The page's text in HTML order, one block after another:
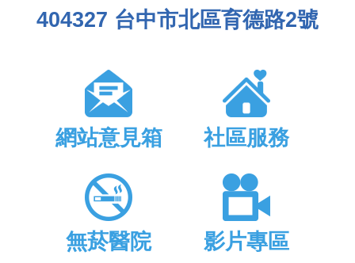
404327 台中市北區育德路2號
網站意見箱 社區服務
無菸醫院 影片專區